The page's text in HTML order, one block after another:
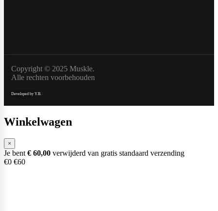
Copyright © 2025 Muskle.
Alle rechten voorbehouden
Developed by Y.B.
Winkelwagen
×
Je bent € 60,00 verwijderd van gratis standaard verzending
€0 €60